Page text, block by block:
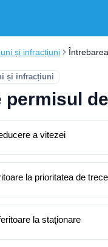
și infracțiuni
și infracțiuni
a vitezei
la prioritatea de
la staţionare